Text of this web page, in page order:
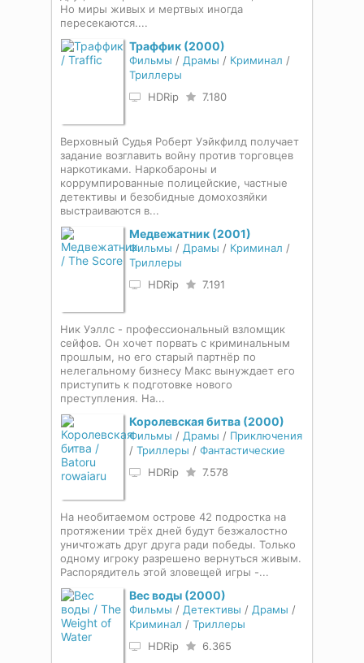
Но миры живых и мертвых иногда
пересекаются....
Траффик (2000)
Фильмы / Драмы / Криминал /
Триллеры
HDRip
7.180
Верховный Судья Роберт Уэйкфилд получает
задание возглавить войну против торговцев
наркотиками. Наркобароны и
коррумпированные полицейские, частные
детективы и безобидные домохозяйки
выстраиваются в...
Медвежатник (2001)
Фильмы / Драмы / Криминал /
Триллеры
HDRip
7.191
Ник Уэллс - профессиональный взломщик
сейфов. Он хочет порвать с криминальным
прошлым, но его старый партнёр по
нелегальному бизнесу Макс вынуждает его
приступить к подготовке нового
преступления. На...
Королевская битва (2000)
Фильмы / Драмы / Приключения
/ Триллеры / Фантастические
HDRip
7.578
На необитаемом острове 42 подростка на
протяжении трёх дней будут безжалостно
уничтожать друг друга ради победы. Только
одному игроку разрешено вернуться живым.
Распорядитель этой зловещей игры -...
Вес воды (2000)
Фильмы / Детективы / Драмы /
Криминал / Триллеры
HDRip
6.365